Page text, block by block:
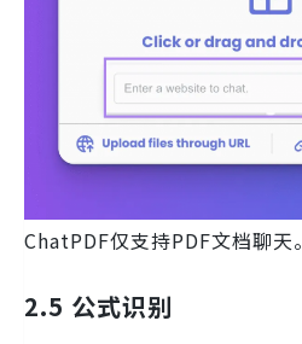
ChatPDF仅支持PDF文档聊天。
2.5 公式识别